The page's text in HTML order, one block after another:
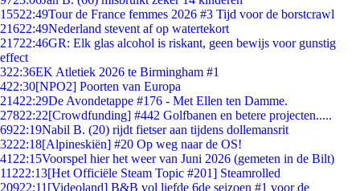
15522:49Tour de France femmes 2026 #3 Tijd voor de borstcrawl
21622:49Nederland stevent af op watertekort
21722:46GR: Elk glas alcohol is riskant, geen bewijs voor gunstig
effect
322:36EK Atletiek 2026 te Birmingham #1
422:30[NPO2] Poorten van Europa
21422:29De Avondetappe #176 - Met Ellen ten Damme.
27822:22[Crowdfunding] #442 Golfbanen en betere projecten.....
6922:19Nabil B. (20) rijdt fietser aan tijdens dollemansrit
3222:18[Alpineskiën] #20 Op weg naar de OS!
41 22:15Voorspel hier het weer van Juni 2026 (gemeten in de Bilt)
11222:13[Het Officiële Steam Topic #201] Steamrolled
20922:11 [Videoland] B&B vol liefde 6de seizoen #1 voor de